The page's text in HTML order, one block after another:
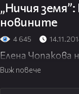
„Ничия
новините
4 645
Елена Чопакова
Виж повече